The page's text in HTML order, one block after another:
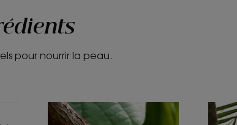
pour nourrir la peau.